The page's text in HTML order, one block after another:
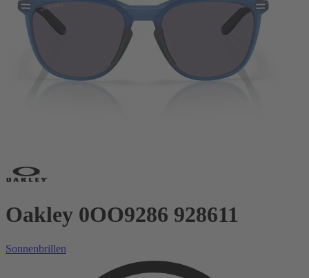
Oakley 0OO9286 928611
Sonnenbrillen